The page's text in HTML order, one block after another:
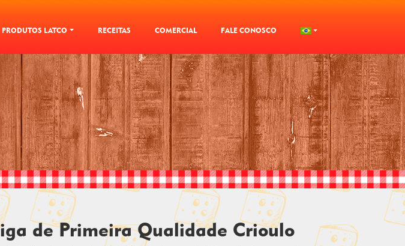
PRODUTOS LATCO RECEITAS COMERCIAL FALE CONOSCO
de Primeira Qualidade Crioulo